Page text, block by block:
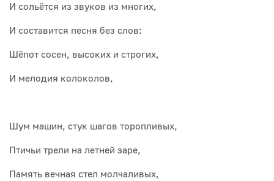
И сольётся из звуков из многих,
И составится песня без слов:
Шёпот сосен, высоких и строгих,
И мелодия колоколов,
Шум машин, стук шагов торопливых,
Птичьи трели на летней заре,
Память вечная стел молчаливых,